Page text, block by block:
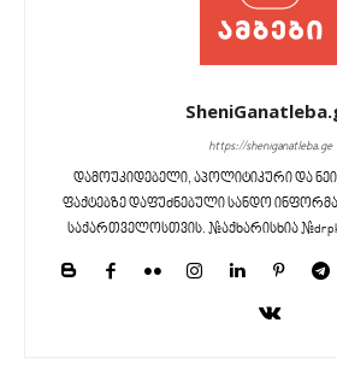
https://sheniganatleba.ge
დამოუკიდებელი, აპოლიტიკური და
ფაქტებზე დაფუძნებული სანდო
საქართველოსთვის. #აქხარისხია